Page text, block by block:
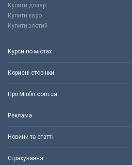
Купити долар
Купити євро
Купити злотий
Курси по містах
Корисні сторінки
Про Minfin.com.ua
Реклама
Новини та статті
Страхування